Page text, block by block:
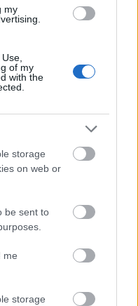
my
of my
with the
storage
on web or
be sent to
me
storage
«Παραγγελιές»
με νέες στάσεις,
από τραγούδια.
για να μάθετε πότε
«Παραγγελιές».
μέρος για να
σχήμα καρδιάς για τη